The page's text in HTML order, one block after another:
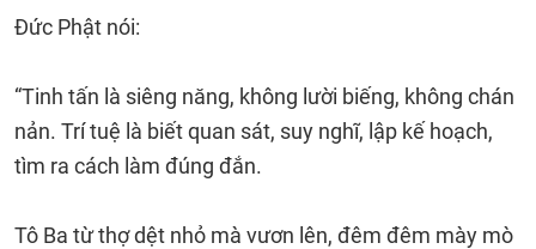
Đức Phật nói:
“Tinh tấn là siêng năng, không lười biếng, không chán
nản. Trí tuệ là biết quan sát, suy nghĩ, lập kế hoạch,
tìm ra cách làm đúng đắn.
Tô Ba từ thợ dệt nhỏ mà vươn lên, đêm đêm mày mò